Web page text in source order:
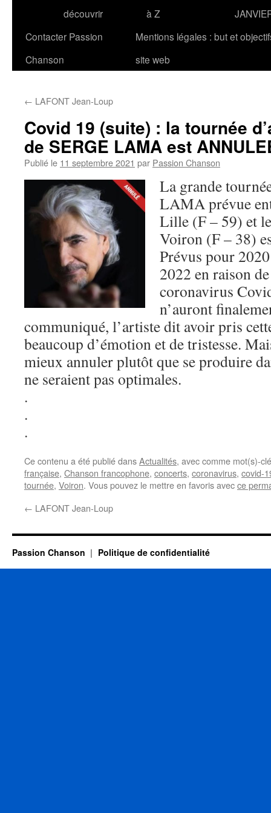
découvrir
à Z
Contacter Passion
Chanson
Mentions légales : but et
site web
← LAFONT Jean-Loup
Covid 19 (suite) : la tournée
de SERGE LAMA est
Publié le 11 septembre 2021 par Passion Chanson
La grande
LAMA prévue
Lille (F – 59) et
Voiron (F – 38)
Prévus pour
2022 en raison
coronavirus
n’auront
communiqué, l’artiste dit avoir pris
beaucoup d’émotion et de tristesse.
mieux annuler plutôt que se produire
ne seraient pas optimales.
.
.
.
Ce contenu a été publié dansActualités, avec comme mot(s)-
française, Chanson francophone, concerts, coronavirus, covid-
tournée, Voiron. Vous pouvez le mettre en favoris avecce
← LAFONT Jean-Loup
Passion Chanson Politique de confidentialité